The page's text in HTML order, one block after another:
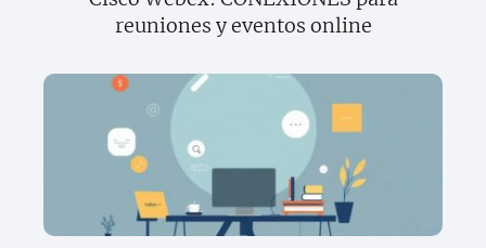
reuniones y eventos online